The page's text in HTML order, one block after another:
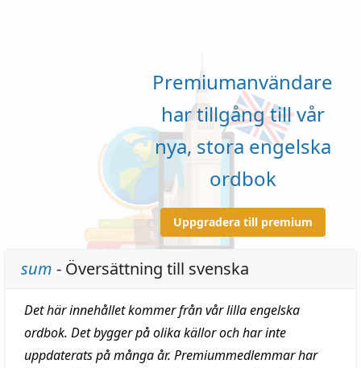
Premiumanvändare
har tillgång till vår
nya, stora engelska
ordbok
Uppgradera till premium
sum - Översättning till svenska
Det här innehållet kommer från vår lilla engelska
ordbok. Det bygger på olika källor och har inte
uppdaterats på många år. Premiummedlemmar har